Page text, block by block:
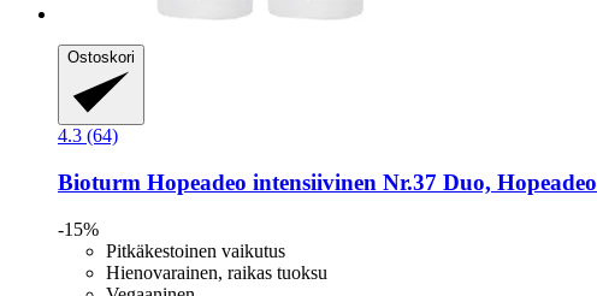
Ostoskori
4.3 (64)
Bioturm Hopeadeo intensiivinen Nr.37 Duo,
-15%
Pitkäkestoinen vaikutus
Hienovarainen, raikas tuoksu